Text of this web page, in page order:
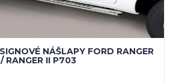
NÁŠLAPY FORD RANGER
/ RANGER II P703